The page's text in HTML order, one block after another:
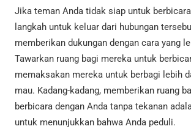
Jika teman Anda tidak siap untuk
langkah untuk keluar dari hubungan
memberikan dukungan dengan cara yang
Tawarkan ruang bagi mereka untuk
memaksakan mereka untuk berbagi lebih
mau. Kadang-kadang, memberikan ruang
berbicara dengan Anda tanpa tekanan
untuk menunjukkan bahwa Anda peduli.